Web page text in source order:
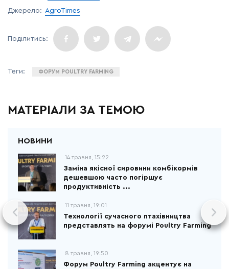
Джерело: AgroTimes
ФОРУМ POULTRY FARMING
МАТЕРІАЛИ ЗА ТЕМОЮ
14 травня, 15:22
Заміна якісної сировини комбікормів
дешевшою часто погіршує
продуктивність ...
11 травня, 19:01
Технології сучасного птахівництва
представлять на форумі Poultry Farming
8 травня, 19:50
Форум Poultry Farming акцентує на